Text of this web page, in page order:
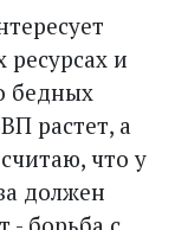
и
бедных
растет, а
что у
должен